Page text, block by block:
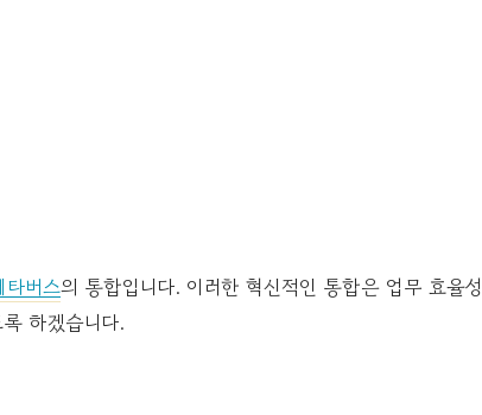
버스의 통합입니다. 이러한 혁신적인 통합은 업무 효율성
하겠습니다.